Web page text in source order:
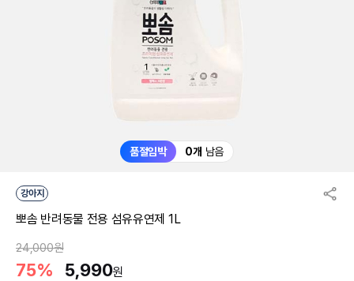
품절임박 0개 남음
강아지
뽀솜 반려동물 전용 섬유유연제 1L
24,000원
75% 5,990원